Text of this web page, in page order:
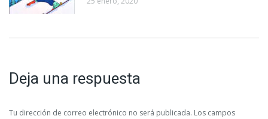
Deja una respuesta
Tu dirección de correo electrónico no será publicada. Los campos